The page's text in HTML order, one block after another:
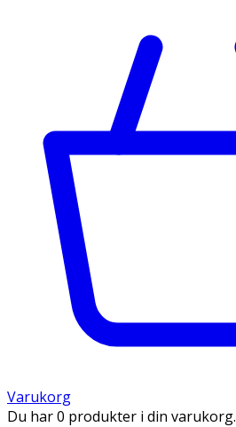
Varukorg
Du har 0 produkter i din varukorg.